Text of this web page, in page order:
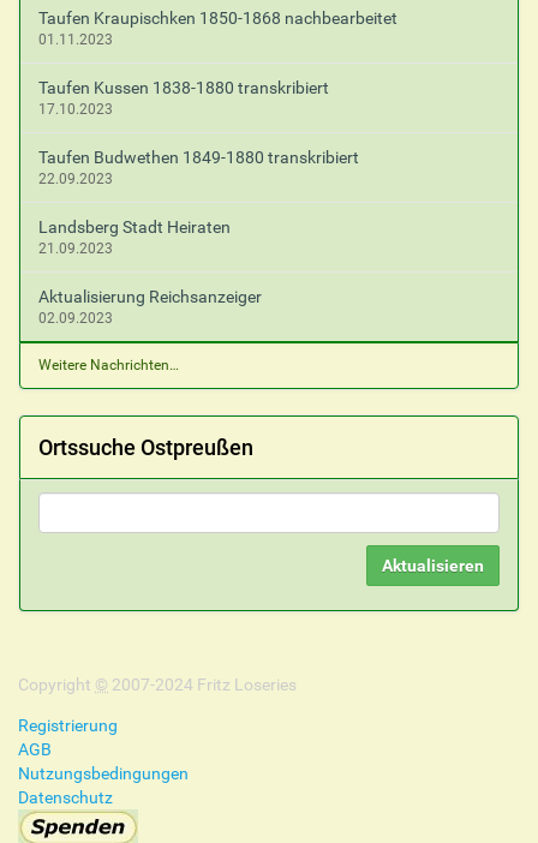
Taufen Kraupischken 1850-1868 nachbearbeitet
01.11.2023
Taufen Kussen 1838-1880 transkribiert
17.10.2023
Taufen Budwethen 1849-1880 transkribiert
22.09.2023
Landsberg Stadt Heiraten
21.09.2023
Aktualisierung Reichsanzeiger
02.09.2023
Weitere Nachrichten…
Ortssuche Ostpreußen
Copyright © 2007-2024 Fritz Loseries
Registrierung
AGB
Nutzungsbedingungen
Datenschutz